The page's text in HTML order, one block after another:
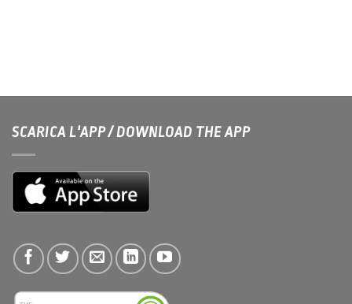
SCARICA L'APP / DOWNLOAD THE APP